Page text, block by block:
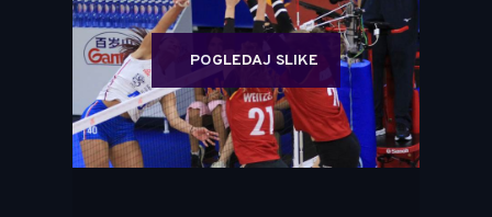
POGLEDAJ SLIKE